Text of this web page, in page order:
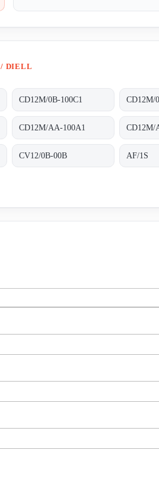
/ DIELL
CD12M/0B-100C1 CD12M/
CD12M/AA-100A1 CD12M/
CV12/0B-00B AF/1S